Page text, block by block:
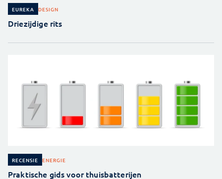
EUREKA DESIGN
Driezijdige rits
RECENSIE ENERGIE
Praktische gids voor thuisbatterijen